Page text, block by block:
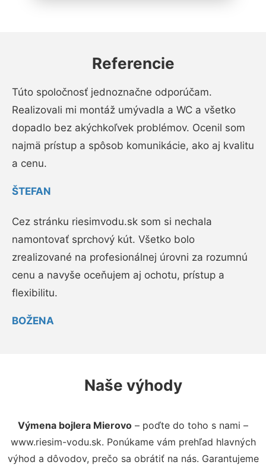
Referencie
Túto spoločnosť jednoznačne odporúčam.
Realizovali mi montáž umývadla a WC a všetko
dopadlo bez akýchkoľvek problémov. Ocenil som
najmä prístup a spôsob komunikácie, ako aj kvalitu
a cenu.
ŠTEFAN
Cez stránku riesimvodu.sk som si nechala
namontovať sprchový kút. Všetko bolo
zrealizované na profesionálnej úrovni za rozumnú
cenu a navyše oceňujem aj ochotu, prístup a
flexibilitu.
BOŽENA
Naše výhody
Výmena bojlera Mierovo – poďte do toho s nami –
www.riesim-vodu.sk. Ponúkame vám prehľad hlavných
výhod a dôvodov, prečo sa obrátiť na nás. Garantujeme